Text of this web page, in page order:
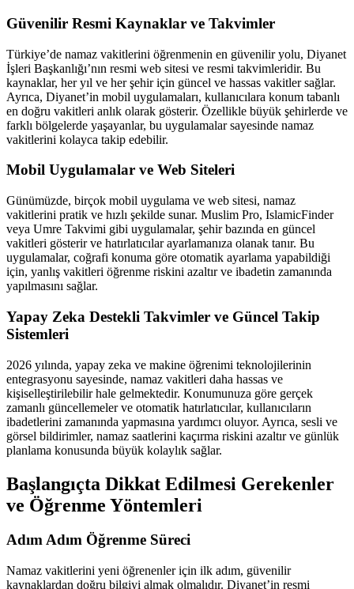
Güvenilir Resmi Kaynaklar ve Takvimler
Türkiye’de namaz vakitlerini öğrenmenin en güvenilir yolu, Diyanet
İşleri Başkanlığı’nın resmi web sitesi ve resmi takvimleridir. Bu
kaynaklar, her yıl ve her şehir için güncel ve hassas vakitler sağlar.
Ayrıca, Diyanet’in mobil uygulamaları, kullanıcılara konum tabanlı
en doğru vakitleri anlık olarak gösterir. Özellikle büyük şehirlerde ve
farklı bölgelerde yaşayanlar, bu uygulamalar sayesinde namaz
vakitlerini kolayca takip edebilir.
Mobil Uygulamalar ve Web Siteleri
Günümüzde, birçok mobil uygulama ve web sitesi, namaz
vakitlerini pratik ve hızlı şekilde sunar. Muslim Pro, IslamicFinder
veya Umre Takvimi gibi uygulamalar, şehir bazında en güncel
vakitleri gösterir ve hatırlatıcılar ayarlamanıza olanak tanır. Bu
uygulamalar, coğrafi konuma göre otomatik ayarlama yapabildiği
için, yanlış vakitleri öğrenme riskini azaltır ve ibadetin zamanında
yapılmasını sağlar.
Yapay Zeka Destekli Takvimler ve Güncel Takip
Sistemleri
2026 yılında, yapay zeka ve makine öğrenimi teknolojilerinin
entegrasyonu sayesinde, namaz vakitleri daha hassas ve
kişiselleştirilebilir hale gelmektedir. Konumunuza göre gerçek
zamanlı güncellemeler ve otomatik hatırlatıcılar, kullanıcıların
ibadetlerini zamanında yapmasına yardımcı oluyor. Ayrıca, sesli ve
görsel bildirimler, namaz saatlerini kaçırma riskini azaltır ve günlük
planlama konusunda büyük kolaylık sağlar.
Başlangıçta Dikkat Edilmesi Gerekenler
ve Öğrenme Yöntemleri
Adım Adım Öğrenme Süreci
Namaz vakitlerini yeni öğrenenler için ilk adım, güvenilir
kaynaklardan doğru bilgiyi almak olmalıdır. Diyanet’in resmi